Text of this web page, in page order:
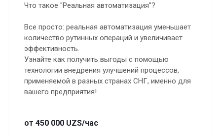
Что такое "Реальная автоматизация"?
Все просто: реальная автоматизация уменьшает
количество рутинных операций и увеличивает
эффективность.
Узнайте как получить выгоды с помощью
технологии внедрения улучшений процессов,
применяемой в разных странах СНГ, именно для
вашего предприятия!
от 450 000 UZS/час